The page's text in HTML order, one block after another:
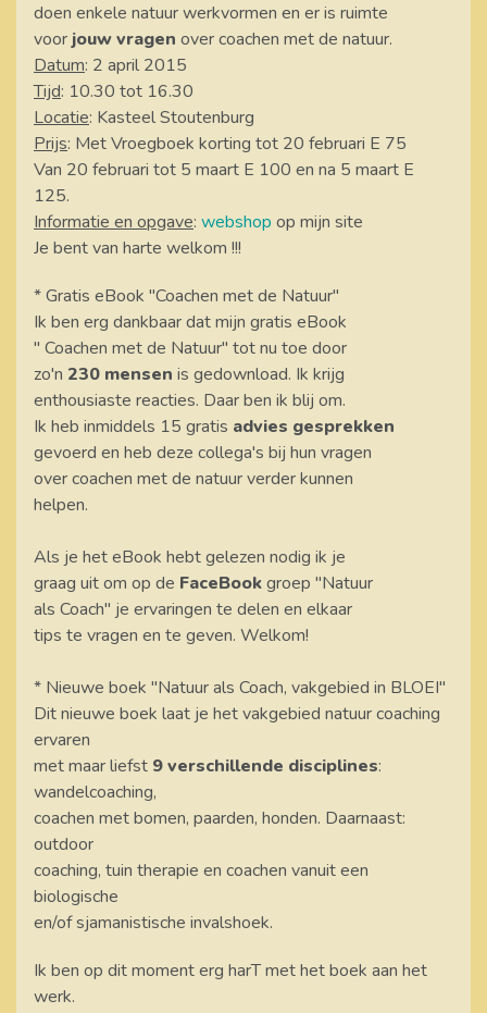
doen enkele natuur werkvormen en er is ruimte
voor jouw vragen over coachen met de natuur.
Datum: 2 april 2015
Tijd: 10.30 tot 16.30
Locatie: Kasteel Stoutenburg
Prijs: Met Vroegboek korting tot 20 februari E 75
Van 20 februari tot 5 maart E 100 en na 5 maart E
125.
Informatie en opgave: webshop op mijn site
Je bent van harte welkom !!!
* Gratis eBook "Coachen met de Natuur"
Ik ben erg dankbaar dat mijn gratis eBook
" Coachen met de Natuur" tot nu toe door
zo'n 230 mensen is gedownload. Ik krijg
enthousiaste reacties. Daar ben ik blij om.
Ik heb inmiddels 15 gratis advies gesprekken
gevoerd en heb deze collega's bij hun vragen
over coachen met de natuur verder kunnen
helpen.
Als je het eBook hebt gelezen nodig ik je
graag uit om op de FaceBookgroep "Natuur
als Coach" je ervaringen te delen en elkaar
tips te vragen en te geven. Welkom!
* Nieuwe boek "Natuur als Coach, vakgebied in BLOEI"
Dit nieuwe boek laat je het vakgebied natuur coaching
ervaren
met maar liefst 9 verschillende disciplines:
wandelcoaching,
coachen met bomen, paarden, honden. Daarnaast:
outdoor
coaching, tuin therapie en coachen vanuit een
biologische
en/of sjamanistische invalshoek.
Ik ben op dit moment erg harT met het boek aan het
werk.